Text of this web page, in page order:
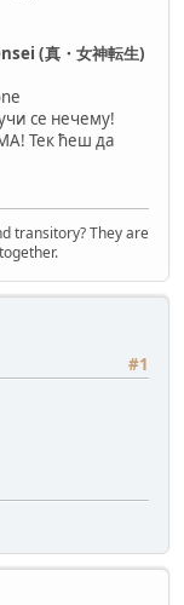
(真・女神転生)
се нечему!
Тек ћеш да
transitory? They are
#1